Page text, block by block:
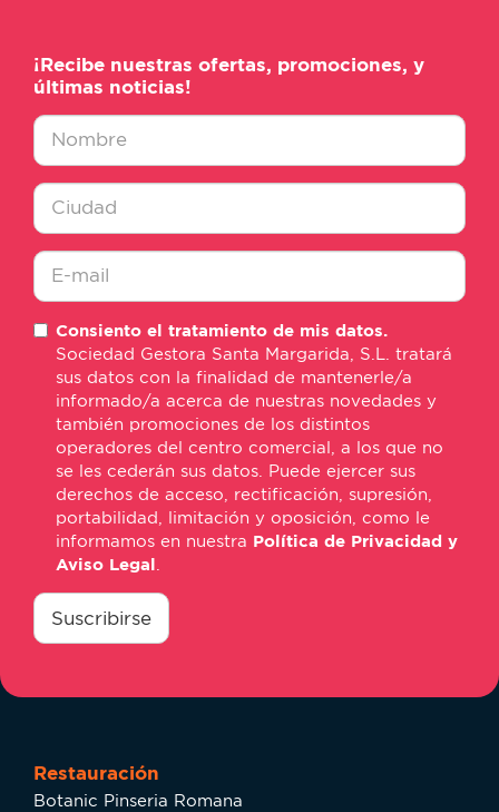
¡Recibe nuestras ofertas, promociones, y
últimas noticias!
Nombre
Ciudad
mail
Consiento el tratamiento de mis datos.
Sociedad Gestora Santa Margarida, S.L. tratará
sus datos con la finalidad de mantenerle/a
informado/a acerca de nuestras novedades y
también promociones de los distintos
operadores del centro comercial, a los que no
se les cederán sus datos. Puede ejercer sus
derechos de acceso, rectificación, supresión,
portabilidad, limitación y oposición, como le
informamos en nuestra Política de Privacidad y
Aviso Legal
consentimiento
Suscribirse
Restauración
Botanic Pinseria Romana